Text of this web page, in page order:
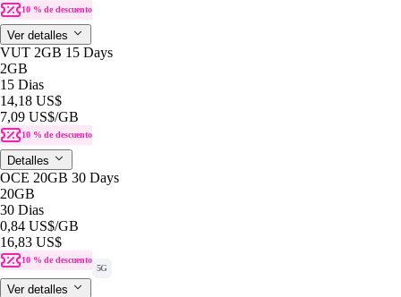
10 % de descuento
Ver detalles
VUT 2GB 15 Days
2GB
15 Dias
14,18 US$
7,09 US$/GB
10 % de descuento
Detalles
OCE 20GB 30 Days
20GB
30 Dias
0,84 US$/GB
16,83 US$
10 % de descuento
5G
Ver detalles